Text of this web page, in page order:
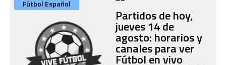
Fútbol Español
Partidos de hoy,
jueves 14 de
agosto: horarios y
canales para ver
Fútbol en vivo